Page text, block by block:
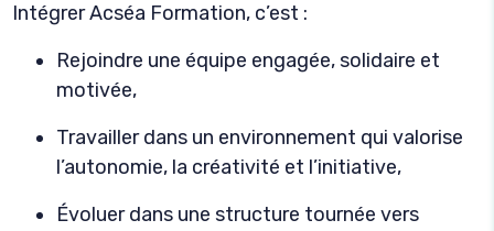
Intégrer Acséa Formation, c’est :
Rejoindre une équipe engagée, solidaire et
motivée,
Travailler dans un environnement qui valorise
l’autonomie, la créativité et l’initiative,
Évoluer dans une structure tournée vers